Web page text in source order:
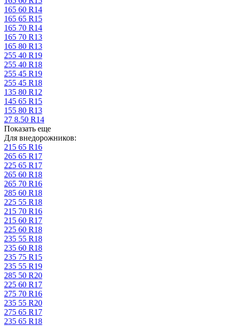
165 60 R14
165 65 R15
165 70 R14
165 70 R13
165 80 R13
255 40 R19
255 40 R18
255 45 R19
255 45 R18
135 80 R12
145 65 R15
155 80 R13
27 8.50 R14
Показать еще
Для внедорожников:
215 65 R16
265 65 R17
225 65 R17
265 60 R18
265 70 R16
285 60 R18
225 55 R18
215 70 R16
215 60 R17
225 60 R18
235 55 R18
235 60 R18
235 75 R15
235 55 R19
285 50 R20
225 60 R17
275 70 R16
235 55 R20
275 65 R17
235 65 R18